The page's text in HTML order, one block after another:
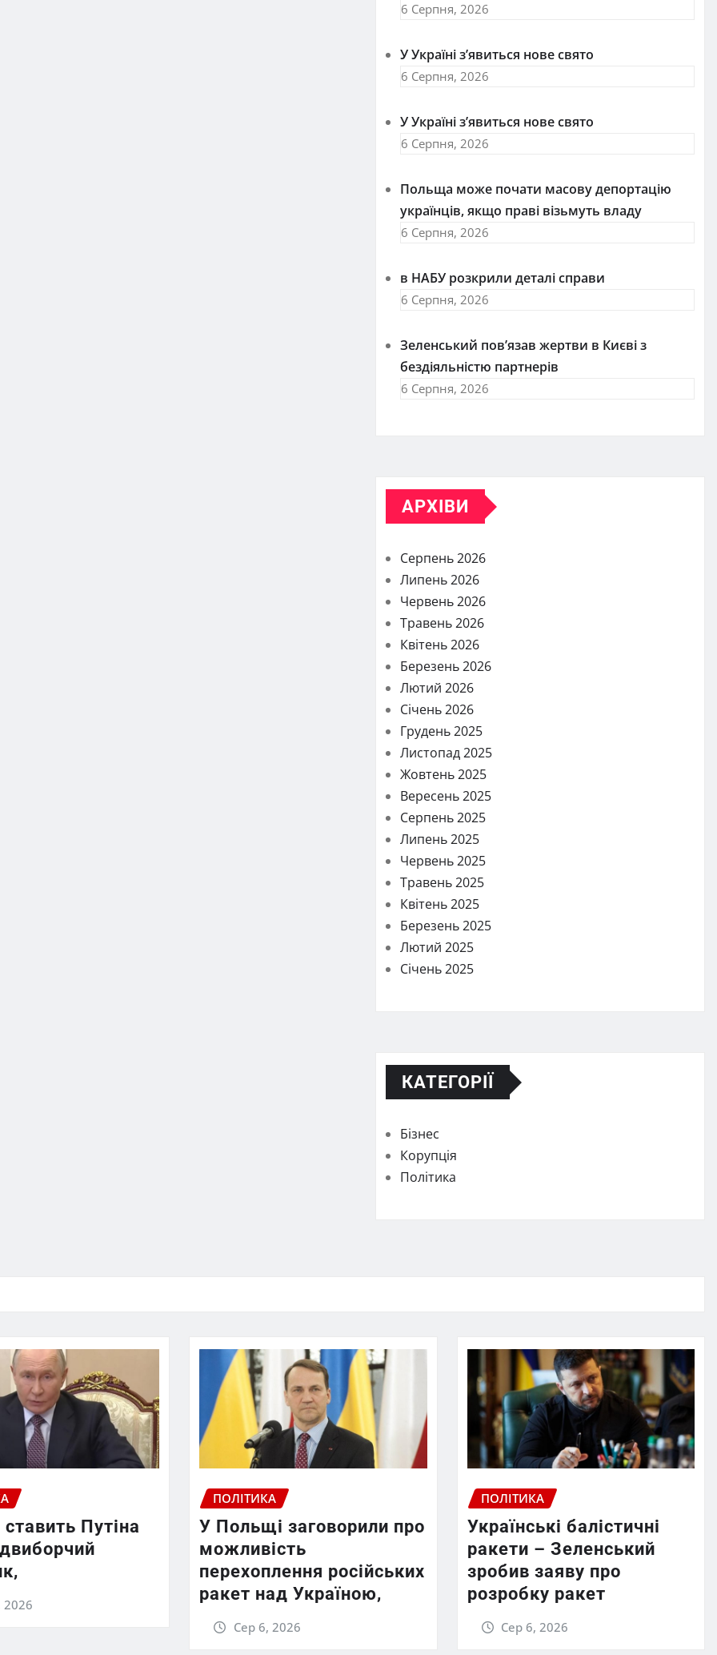
6 Серпня, 2026
У Україні з’явиться нове свято
6 Серпня, 2026
У Україні з’явиться нове свято
6 Серпня, 2026
Польща може почати масову депортацію
українців, якщо праві візьмуть владу
6 Серпня, 2026
в НАБУ розкрили деталі справи
6 Серпня, 2026
Зеленський пов’язав жертви в Києві з
бездіяльністю партнерів
6 Серпня, 2026
АРХІВИ
Серпень 2026
Липень 2026
Червень 2026
Травень 2026
Квітень 2026
Березень 2026
Лютий 2026
Січень 2026
Грудень 2025
Листопад 2025
Жовтень 2025
Вересень 2025
Серпень 2025
Липень 2025
Червень 2025
Травень 2025
Квітень 2025
Березень 2025
Лютий 2025
Січень 2025
КАТЕГОРІЇ
Бізнес
Корупція
Політика
ставить Путіна
2026
ПОЛІТИКА
У Польщі заговорили про
можливість
перехоплення російських
ракет над Україною,
Сер 6, 2026
ПОЛІТИКА
Українські балістичні
ракети – Зеленський
зробив заяву про
розробку ракет
Сер 6, 2026